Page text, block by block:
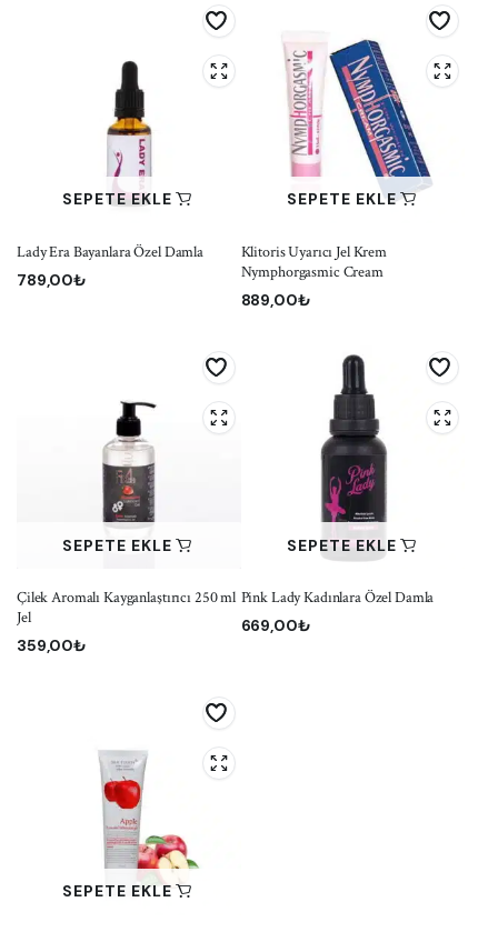
SEPETE EKLE
Lady Era Bayanlara Özel Damla
789,00₺
SEPETE EKLE
Klitoris Uyarıcı Jel Krem
Nymphorgasmic Cream
889,00₺
SEPETE EKLE
Çilek Aromalı Kayganlaştırıcı 250 ml
Jel
359,00₺
SEPETE EKLE
Pink Lady Kadınlara Özel Damla
669,00₺
SEPETE EKLE